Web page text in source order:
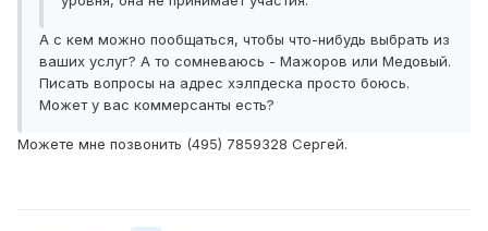
А с кем можно пообщаться, чтобы что-нибудь выбрать из
ваших услуг? А то сомневаюсь - Мажоров или Медовый.
Писать вопросы на адрес хэлпдеска просто боюсь.
Может у вас коммерсанты есть?
Можете мне позвонить (495) 7859328 Сергей.